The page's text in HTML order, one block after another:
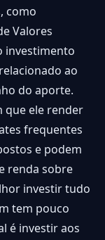
como
Valores
investimento
ao
do aporte.
que ele render
frequentes
e podem
renda sobre
investir tudo
tem pouco
é investir aos